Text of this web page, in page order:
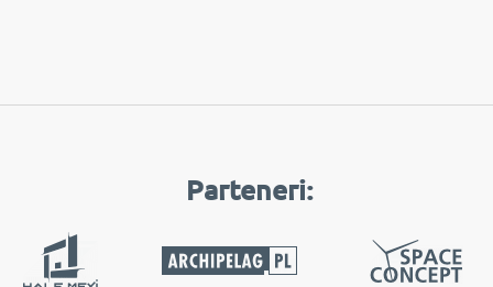
Parteneri: